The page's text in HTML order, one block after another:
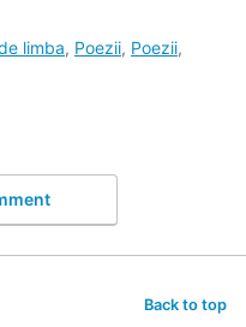
limba, Poezii, Poezii,
Back to top